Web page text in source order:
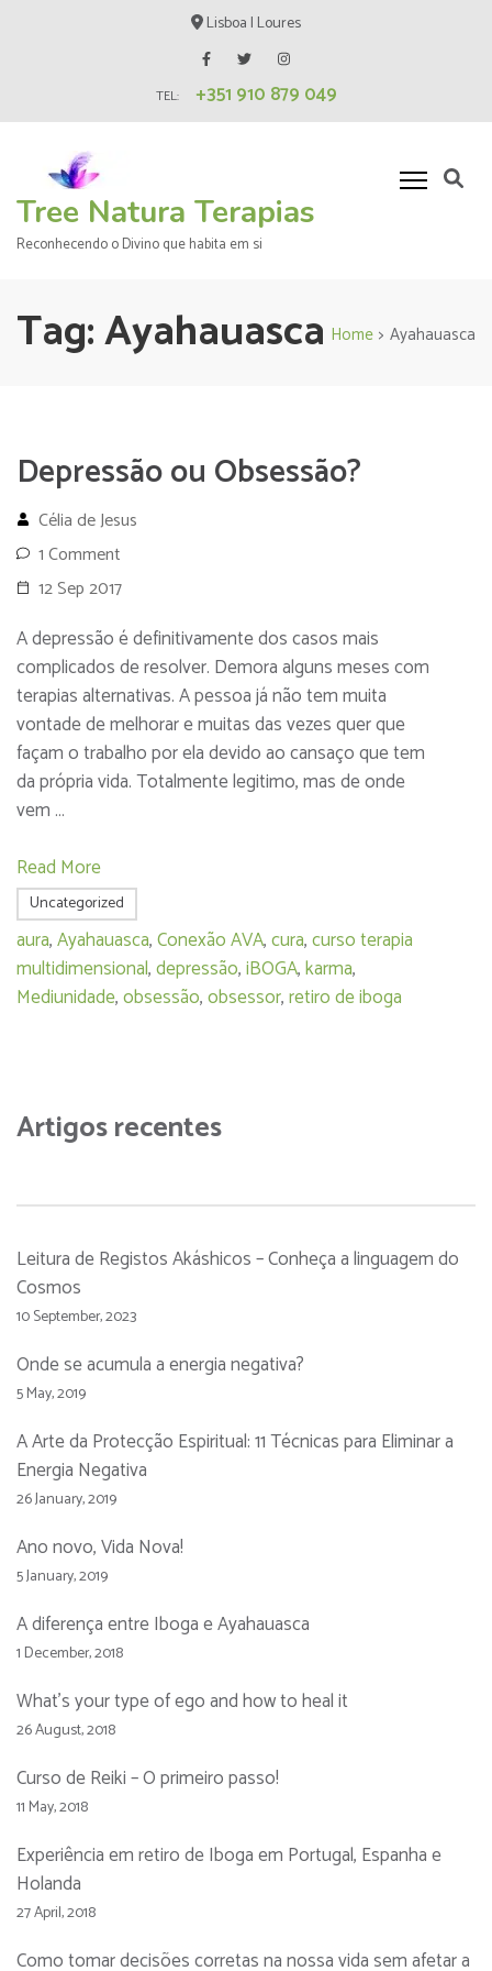
Enter)
Lisboa | Loures
TEL: +351 910 879 049
Tree Natura Terapias
Reconhecendo o Divino que habita em si
Tag:Ayahauasca Home > Ayahauasca
Depressão ou Obsessão?
Célia de Jesus
1 Comment
12 Sep 2017
A depressão é definitivamente dos casos mais
complicados de resolver. Demora alguns meses com
terapias alternativas. A pessoa já não tem muita
vontade de melhorar e muitas das vezes quer que
façam o trabalho por ela devido ao cansaço que tem
da própria vida. Totalmente legitimo, mas de onde
vem …
Read More
Uncategorized
aura,Ayahauasca,Conexão AVA,cura,curso terapia
multidimensional,depressão,iBOGA,karma,
Mediunidade,obsessão,obsessor,retiro de iboga
Artigos recentes
Leitura de Registos Akáshicos – Conheça a linguagem do
Cosmos
10 September, 2023
Onde se acumula a energia negativa?
5 May, 2019
A Arte da Protecção Espiritual: 11 Técnicas para Eliminar a
Energia Negativa
26 January, 2019
Ano novo, Vida Nova!
5 January, 2019
A diferença entre Iboga e Ayahauasca
1 December, 2018
What’s your type of ego and how to heal it
26 August, 2018
Curso de Reiki – O primeiro passo!
11 May, 2018
Experiência em retiro de Iboga em Portugal, Espanha e
Holanda
27 April, 2018
Como tomar decisões corretas na nossa vida sem afetar a